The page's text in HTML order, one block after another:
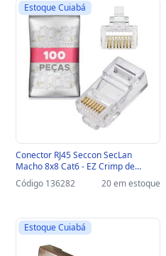
Estoque Cuiabá
Conector RJ45 Seccon SecLan
Macho 8x8 Cat6 - EZ Crimp de
Passagem Vazado - WT-6086-C -
Pacote com 100 unidades - WT-
Código 136282 20 em estoque
Estoque Cuiabá